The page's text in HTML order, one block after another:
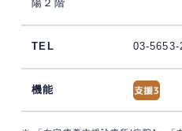
陽２階
03-5653-